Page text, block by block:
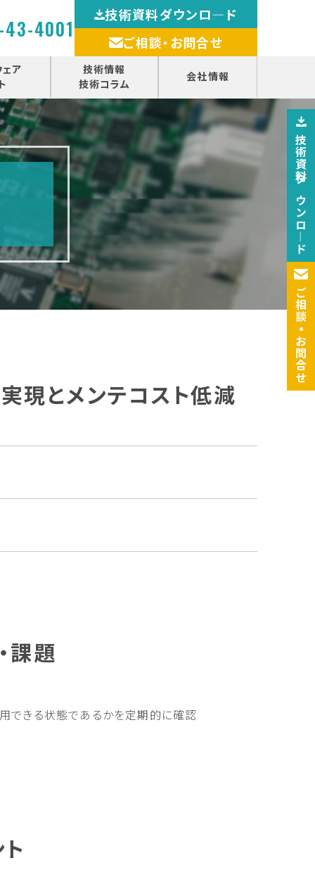
4001
技術資料ダウンロ―ド
ご相談・お問合せ
ア
技術情報
技術コラム
会社情報
現とメンテコスト低減
課題
できる状態であるかを定期的に確認
技術資料ダウンロ―ド
ご相談
・
お問合せ